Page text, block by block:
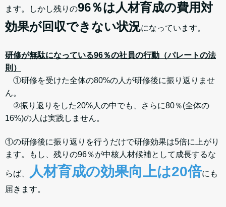
ます。しかし残りの96％は人材育成の費用対
効果が回収できない状況になっています。
研修が無駄になっている96％の社員の行動（パレートの法
則）
①研修を受けた全体の80%の人が研修後に振り返りませ
ん。
②振り返りをした20%人の中でも、さらに80％(全体の
16%)の人は実践しません。
①の研修後に振り返りを行うだけで研修効果は5倍に上がり
ます。
もし、 残りの96％が中核人材候補として成長するな
らば、 人材育成の効果向上は20倍にも
届きます。